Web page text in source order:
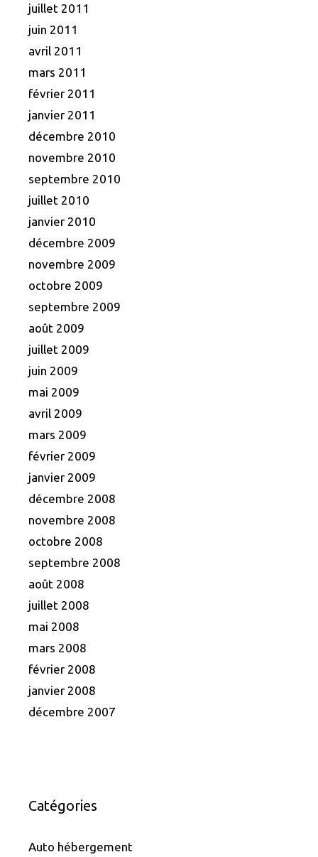
juillet 2011
juin 2011
avril 2011
mars 2011
février 2011
janvier 2011
décembre 2010
novembre 2010
septembre 2010
juillet 2010
janvier 2010
décembre 2009
novembre 2009
octobre 2009
septembre 2009
août 2009
juillet 2009
juin 2009
mai 2009
avril 2009
mars 2009
février 2009
janvier 2009
décembre 2008
novembre 2008
octobre 2008
septembre 2008
août 2008
juillet 2008
mai 2008
mars 2008
février 2008
janvier 2008
décembre 2007
Catégories
Auto hébergement